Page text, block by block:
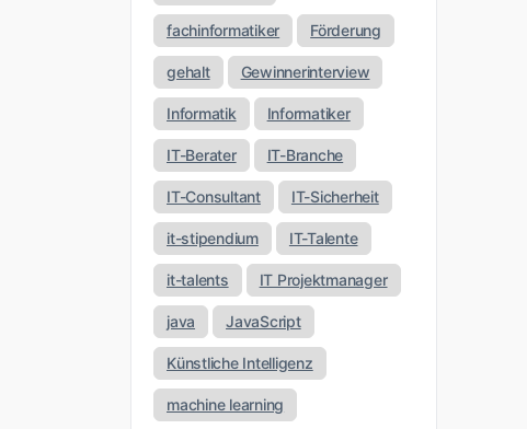
fachinformatiker Förderung
gehalt Gewinnerinterview
Informatik Informatiker
IT-Berater IT-Branche
IT-Consultant IT-Sicherheit
it-stipendium IT-Talente
it-talents IT Projektmanager
java JavaScript
Künstliche Intelligenz
machine learning